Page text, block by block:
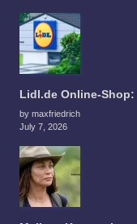
Lidl.de Online-
by maxfriedrich
July 7, 2026